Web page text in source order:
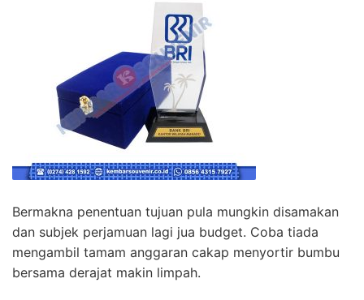
Bermakna penentuan tujuan pula mungkin disamakan
dan subjek perjamuan lagi jua budget. Coba tiada
mengambil tamam anggaran cakap menyortir bumbu
bersama derajat makin limpah.